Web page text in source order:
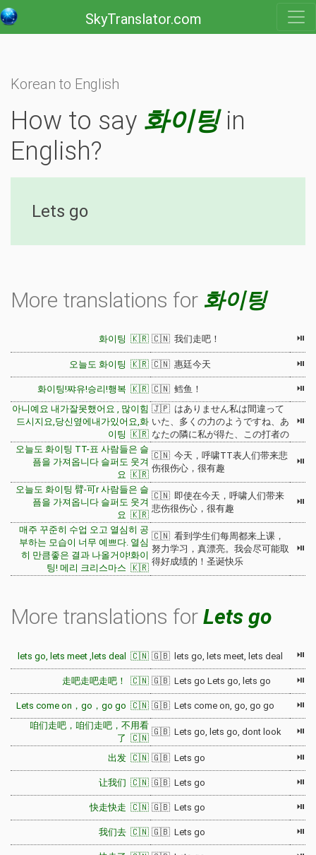
SkyTranslator.com
Korean to English
How to say 화이팅in
English?
Lets go
More translations for 화이팅
화이팅 🇰🇷 🇨🇳 我们走吧！ ⏯
오늘도 화이팅 🇰🇷 🇨🇳 惠廷今天 ⏯
화이팅!쨔유!승리!행복 🇰🇷 🇨🇳 鳕鱼！
⏯
아니예요 내가잘못했어요 , 많이힘
드시지요,당신옆에내가있어요,화
이팅 🇰🇷
🇯🇵 はありません私は間違って
いた、多くの力のようですね、あ
なたの隣に私が得た、この打者の
⏯
오늘도 화이팅 TT-표 사람들은 슬
픔을 가져옵니다 슬퍼도 웃겨
요 🇰🇷
🇨🇳 今天，呼啸TT表人们带来悲
伤很伤心，很有趣
⏯
오늘도 화이팅 臂-可r 사람들은 슬
픔을 가져옵니다 슬퍼도 웃겨
요 🇰🇷
🇨🇳 即使在今天，呼啸人们带来
悲伤很伤心，很有趣
⏯
매주 꾸준히 수업 오고 열심히 공
부하는 모습이 너무 예쁘다. 열심
히 만큼좋은 결과 나올거야!화이
팅! 메리 크리스마스 🇰🇷
🇨🇳 看到学生们每周都来上课，
努力学习，真漂亮。我会尽可能取
得好成绩的！圣诞快乐
⏯
More translations for Lets go
lets go, lets meet ,lets deal 🇨🇳 🇬🇧 lets go, lets meet, lets deal ⏯
走吧走吧走吧！ 🇨🇳 🇬🇧 Lets go Lets go, lets go ⏯
Lets come on，go，go go 🇨🇳 🇬🇧 Lets come on, go, go go
⏯
咱们走吧，咱们走吧，不用看
了 🇨🇳
🇬🇧 Lets go, lets go, dont look ⏯
出发 🇨🇳 🇬🇧 Lets go ⏯
让我们 🇨🇳 🇬🇧 Lets go ⏯
快走快走 🇨🇳 🇬🇧 Lets go ⏯
我们去 🇨🇳 🇬🇧 Lets go ⏯